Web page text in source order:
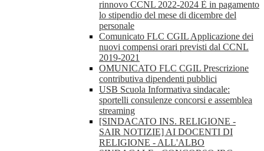
rinnovo CCNL 2022-2024 È in pagamento
lo stipendio del mese di dicembre del
personale
Comunicato FLC CGIL Applicazione dei
nuovi compensi orari previsti dal CCNL
2019-2021
OMUNICATO FLC CGIL Prescrizione
contributiva dipendenti pubblici
USB Scuola Informativa sindacale:
sportelli consulenze concorsi e assemblea
streaming
[SINDACATO INS. RELIGIONE -
SAIR NOTIZIE] AI DOCENTI DI
RELIGIONE - ALL'ALBO